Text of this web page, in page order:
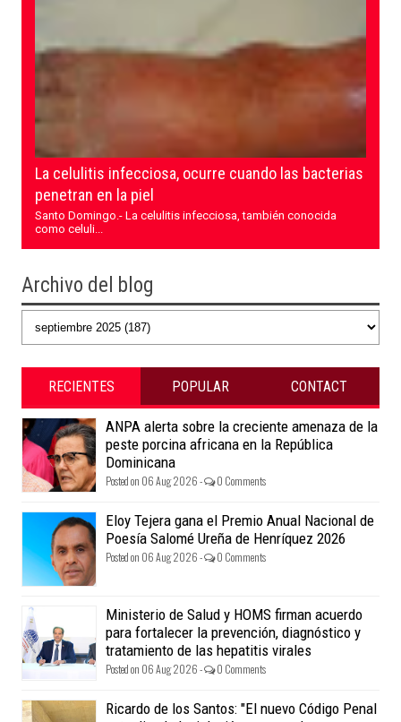
La celulitis infecciosa, ocurre cuando las bacterias
penetran en la piel
Santo Domingo.- La celulitis infecciosa, también conocida
como celuli...
Archivo del blog
RECIENTES POPULAR CONTACT
ANPA alerta sobre la creciente amenaza de la
peste porcina africana en la República
Dominicana
Posted on 06 Aug 2026 - 0 Comments
Eloy Tejera gana el Premio Anual Nacional de
Poesía Salomé Ureña de Henríquez 2026
Posted on 06 Aug 2026 - 0 Comments
Ministerio de Salud y HOMS firman acuerdo
para fortalecer la prevención, diagnóstico y
tratamiento de las hepatitis virales
Posted on 06 Aug 2026 - 0 Comments
Ricardo de los Santos: "El nuevo Código Penal